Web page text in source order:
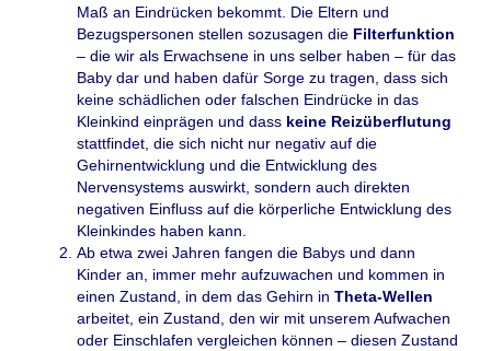
Maß an Eindrücken bekommt. Die Eltern und
Bezugspersonen stellen sozusagen die Filterfunktion
– die wir als Erwachsene in uns selber haben – für das
Baby dar und haben dafür Sorge zu tragen, dass sich
keine schädlichen oder falschen Eindrücke in das
Kleinkind einprägen und dass keine Reizüberflutung
stattfindet, die sich nicht nur negativ auf die
Gehirnentwicklung und die Entwicklung des
Nervensystems auswirkt, sondern auch direkten
negativen Einfluss auf die körperliche Entwicklung des
Kleinkindes haben kann.
Ab etwa zwei Jahren fangen die Babys und dann
Kinder an, immer mehr aufzuwachen und kommen in
einen Zustand, in dem das Gehirn in Theta-Wellen
arbeitet, ein Zustand, den wir mit unserem Aufwachen
oder Einschlafen vergleichen können – diesen Zustand